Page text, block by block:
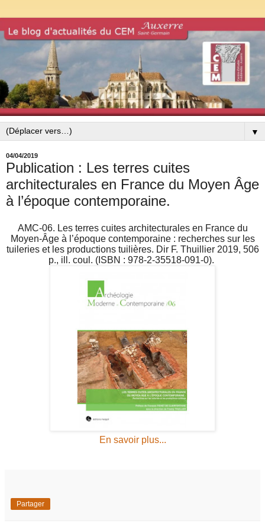
▼
04/04/2019
Publication : Les terres cuites
architecturales en France du Moyen Âge
à l’époque contemporaine.
AMC-06. Les terres cuites architecturales en France du
Moyen-Âge à l’époque contemporaine : recherches sur les
tuileries et les productions tuilières. Dir F. Thuillier 2019, 506
p., ill. coul. (ISBN : 978-2-35518-091-0).
En savoir plus...
Partager